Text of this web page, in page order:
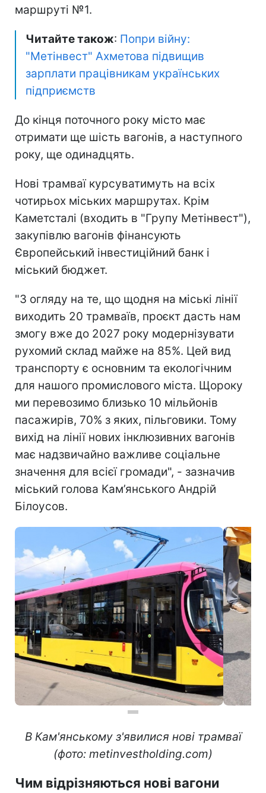
маршруті №1.
Читайте також: Попри війну:
"Метінвест" Ахметова підвищив
зарплати працівникам українських
підприємств
До кінця поточного року місто має
отримати ще шість вагонів, а наступного
року, ще одинадцять.
Нові трамваї курсуватимуть на всіх
чотирьох міських маршрутах. Крім
Каметсталі (входить в "Групу Метінвест"),
закупівлю вагонів фінансують
Європейський інвестиційний банк і
міський бюджет.
"З огляду на те, що щодня на міські лінії
виходить 20 трамваїв, проєкт дасть нам
змогу вже до 2027 року модернізувати
рухомий склад майже на 85%. Цей вид
транспорту є основним та екологічним
для нашого промислового міста. Щороку
ми перевозимо близько 10 мільйонів
пасажирів, 70% з яких, пільговики. Тому
вихід на лінії нових інклюзивних вагонів
має надзвичайно важливе соціальне
значення для всієї громади", - зазначив
міський голова Кам’янського Андрій
Білоусов.
В Кам'янському з'явилися нові трамваї
(фото: metinvestholding.com)
Чим відрізняються нові вагони